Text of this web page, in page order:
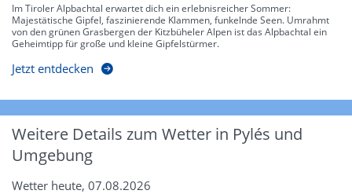
Im Tiroler Alpbachtal erwartet dich ein erlebnisreicher Sommer:
Majestätische Gipfel, faszinierende Klammen, funkelnde Seen. Umrahmt
von den grünen Grasbergen der Kitzbüheler Alpen ist das Alpbachtal ein
Geheimtipp für große und kleine Gipfelstürmer.
Jetzt entdecken
Weitere Details zum Wetter in Pylés und
Umgebung
Wetter heute, 07.08.2026